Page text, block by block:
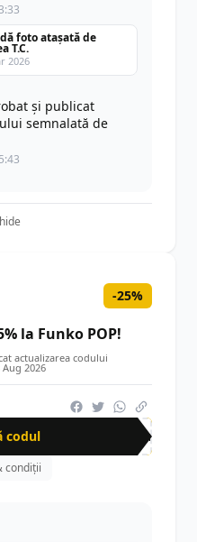
foto atașată de
T.C.
2026
și publicat
semnalată de
-25%
la Funko POP!
actualizarea codului
Aug 2026
codul
Fun
condiții